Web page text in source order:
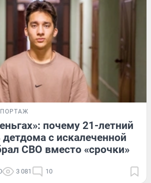
почему 21-летний
детдома с искалеченной
СВО вместо «срочки»
3 081 10